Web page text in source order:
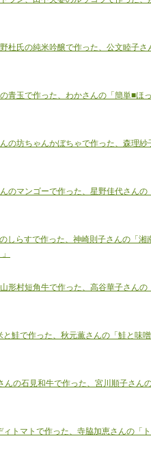
氏の純米吟醸で作った、公文睦子さ
玉で作った、わかさんの「簡単■ほ
坊ちゃんかぼちゃで作った、森理紗
マンゴーで作った、星野佳代さんの
らすで作った、神崎則子さんの「湘
村短角牛で作った、高谷華子さんの
鮭で作った、秋元薫さんの「鮭と味
の石見和牛で作った、宮川順子さん
トマトで作った、寺脇加恵さんの「